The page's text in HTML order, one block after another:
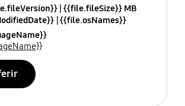
{{file.fileSize}} MB
{{file.osNames}}